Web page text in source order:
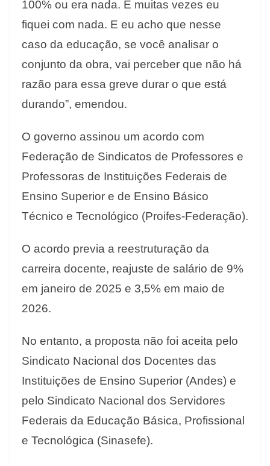
100% ou era nada. E muitas vezes eu
fiquei com nada. E eu acho que nesse
caso da educação, se você analisar o
conjunto da obra, vai perceber que não há
razão para essa greve durar o que está
durando”, emendou.
O governo assinou um acordo com
Federação de Sindicatos de Professores e
Professoras de Instituições Federais de
Ensino Superior e de Ensino Básico
Técnico e Tecnológico (Proifes-Federação).
O acordo previa a reestruturação da
carreira docente, reajuste de salário de 9%
em janeiro de 2025 e 3,5% em maio de
2026.
No entanto, a proposta não foi aceita pelo
Sindicato Nacional dos Docentes das
Instituições de Ensino Superior (Andes) e
pelo Sindicato Nacional dos Servidores
Federais da Educação Básica, Profissional
e Tecnológica (Sinasefe).